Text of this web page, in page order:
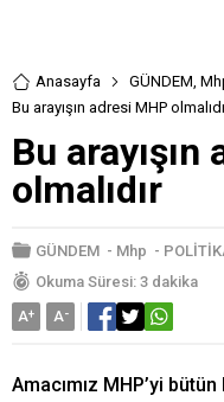
Anasayfa GÜNDEM,
Bu arayışın adresi MHP
Bu
olmalıdır
GÜNDEM - Mhp -
Okuma Süresi: 3 dakika
A+ A-
Amacımız MHP’yi